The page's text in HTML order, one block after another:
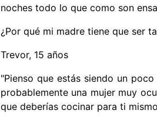
noches todo lo que como son
¿Por qué mi madre tiene que ser
Trevor, 15 años
"Pienso que estás siendo un
probablemente una mujer muy
que deberías cocinar para ti